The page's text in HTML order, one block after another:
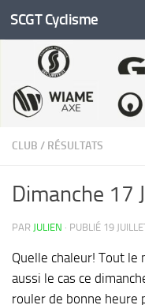
Skip to content
SCGT Cyclisme
CLUB / RÉSULTATS
Dimanche 17
PAR JULIEN · PUBLIÉ 19
Quelle chaleur! Tout le
aussi le cas ce
rouler de bonne heure